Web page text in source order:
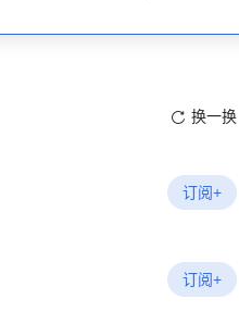
湖北
山西
西藏
近七日：1
换一换
订阅+
订阅+